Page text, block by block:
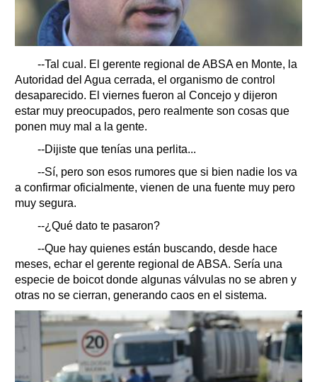
--Tal cual. El gerente regional de ABSA en Monte, la
Autoridad del Agua cerrada, el organismo de control
desaparecido. El viernes fueron al Concejo y dijeron
estar muy preocupados, pero realmente son cosas que
ponen muy mal a la gente.
--Dijiste que tenías una perlita...
--Sí, pero son esos rumores que si bien nadie los va
a confirmar oficialmente, vienen de una fuente muy pero
muy segura.
--¿Qué dato te pasaron?
--Que hay quienes están buscando, desde hace
meses, echar el gerente regional de ABSA. Sería una
especie de boicot donde algunas válvulas no se abren y
otras no se cierran, generando caos en el sistema.